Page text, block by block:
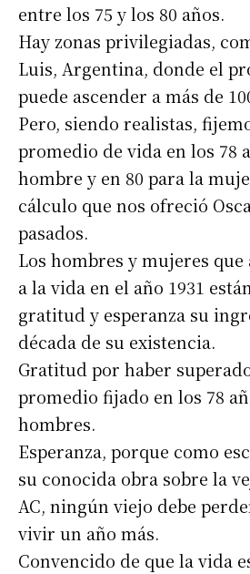
entre los 75 y los 80 años.
Hay zonas privilegiadas,
Luis, Argentina, donde el
puede ascender a más de
Pero, siendo realistas,
promedio de vida en los 78
hombre y en 80 para la
cálculo que nos ofreció
pasados.
Los hombres y mujeres
a la vida en el año 1931
gratitud y esperanza su
década de su existencia.
Gratitud por haber
promedio fijado en los 78
hombres.
Esperanza, porque como
su conocida obra sobre la
AC, ningún viejo debe
vivir un año más.
Convencido de que la vida